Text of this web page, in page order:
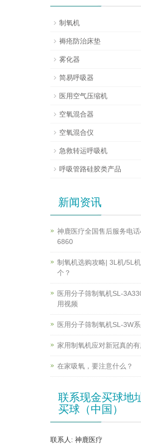
制氧机
褥疮防治床垫
雾化器
简易呼吸器
医用空气压缩机
空氧混合器
空氧混合仪
急救转运呼吸机
呼吸管路硅胶类产品
新闻资讯
神鹿医疗全国售后服务电
6860
制氧机选购攻略| 3L机/5L
个？
医用分子筛制氧机SL-
用视频
医用分子筛制氧机SL-3W
家用制氧机应对新冠真的有
在家吸氧，要注意什么？
联系现金买球地
买球（中国）
联系人: 神鹿医疗